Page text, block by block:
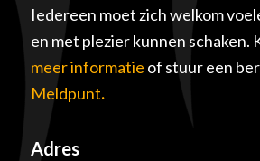
Iedereen moet zich welkom
en met plezier kunnen schaken.
meer informatie of stuur een
Meldpunt.
Adres